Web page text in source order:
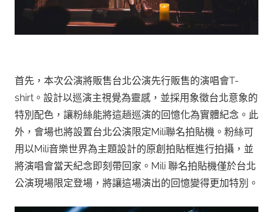
首先，本次公演將販售台北公演先行販售的演唱會T-
shirt。設計以巡演主視覺為靈感，並採用象徵台北意象的
特別配色，讓粉絲能將這趟巡演的回憶化為實體紀念。此
外，會場也將設置台北公演限定Mili聯名拍貼機。粉絲可
用以Mili音樂世界為主題設計的原創拍貼框進行拍攝，並
將演唱會當天紀念即刻帶回家。Mili 聯名拍貼機僅於台北
公演現場限定登場，將讓這場演出的回憶變得更加特別。